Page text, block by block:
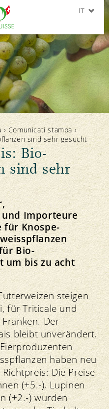
IT
FR
› Comunicati stampa›
sind sehr gesucht
Bio-
sind sehr
Importeure
für Knospe-
Bio-
um bis zu acht
steigen
für Triticale und
Der
bleibt unverändert,
haben neu
Die Preise
(+5.-), Lupinen
(+2.-) wurden